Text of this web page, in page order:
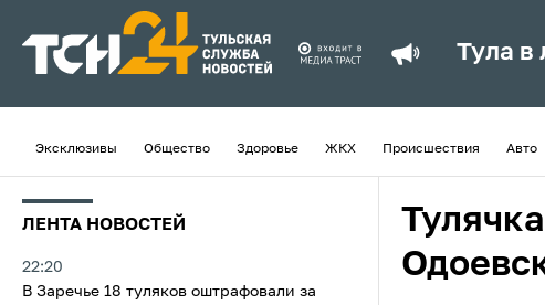
Тула в
Эксклюзивы Общество Здоровье ЖКХ Происшествия Авто
ЛЕНТА НОВОСТЕЙ
22:20
В Заречье 18 туляков оштрафовали за